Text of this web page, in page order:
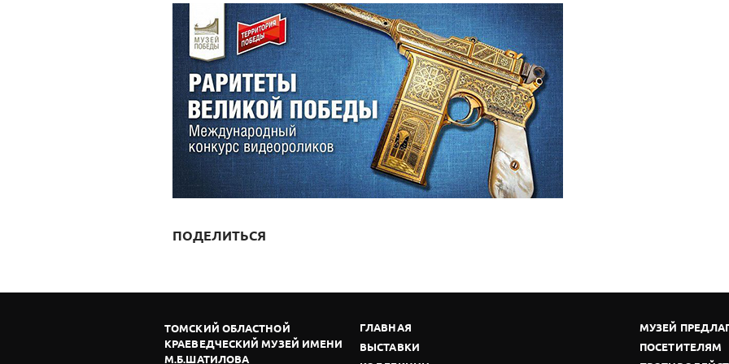
ПОДЕЛИТЬСЯ
ТОМСКИЙ ОБЛАСТНОЙ
КРАЕВЕДЧЕСКИЙ МУЗЕЙ ИМЕНИ
М.Б.ШАТИЛОВА
ГЛАВНАЯ
МУЗЕЙ
ВЫСТАВКИ
ПОСЕТИТЕЛЯМ